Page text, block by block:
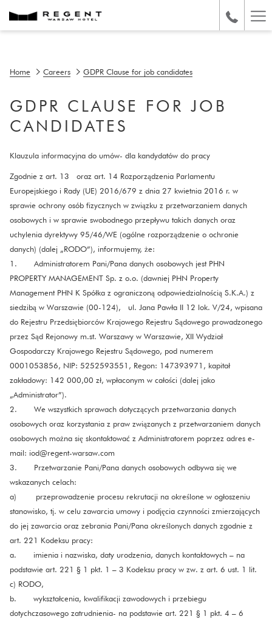
Home Careers GDPR Clause for job candidates
GDPR CLAUSE FOR JOB
CANDIDATES
Klauzula informacyjna do umów- dla kandydatów do pracy
Zgodnie z art. 13 oraz art. 14 Rozporządzenia Parlamentu
Europejskiego i Rady (UE) 2016/679 z dnia 27 kwietnia 2016 r. w
sprawie ochrony osób fizycznych w związku z przetwarzaniem danych
osobowych i w sprawie swobodnego przepływu takich danych oraz
uchylenia dyrektywy 95/46/WE (ogólne rozporządzenie o ochronie
danych) (dalej „RODO”), informujemy, że:
1. Administratorem Pani/Pana danych osobowych jest PHN
PROPERTY MANAGEMENT Sp. z o.o. (dawniej PHN Property
Management PHN K Spółka z ograniczoną odpowiedzialnością S.K.A.) z
siedzibą w Warszawie (00-124), ul. Jana Pawła II 12 lok. V/24, wpisana
do Rejestru Przedsiębiorców Krajowego Rejestru Sądowego prowadzonego
przez Sąd Rejonowy m.st. Warszawy w Warszawie, XII Wydział
Gospodarczy Krajowego Rejestru Sądowego, pod numerem
0001053856, NIP: 5252593551, Regon: 147393971, kapitał
zakładowy: 142 000,00 zł, wpłaconym w całości (dalej jako
„Administrator”).
2. We wszystkich sprawach dotyczących przetwarzania danych
osobowych oraz korzystania z praw związanych z przetwarzaniem danych
osobowych można się skontaktować z Administratorem poprzez adres e-
mail: iod@regent-warsaw.com
3. Przetwarzanie Pani/Pana danych osobowych odbywa się we
wskazanych celach:
a) przeprowadzenie procesu rekrutacji na określone w ogłoszeniu
stanowisko, tj. w celu zawarcia umowy i podjęcia czynności zmierzających
do jej zawarcia oraz zebrania Pani/Pana określonych danych zgodnie z
art. 221 Kodeksu pracy:
a. imienia i nazwiska, daty urodzenia, danych kontaktowych – na
podstawie art. 221 § 1 pkt. 1 – 3 Kodeksu pracy w zw. z art. 6 ust. 1 lit.
c) RODO,
b. wykształcenia, kwalifikacji zawodowych i przebiegu
dotychczasowego zatrudnienia- na podstawie art. 221 § 1 pkt. 4 – 6